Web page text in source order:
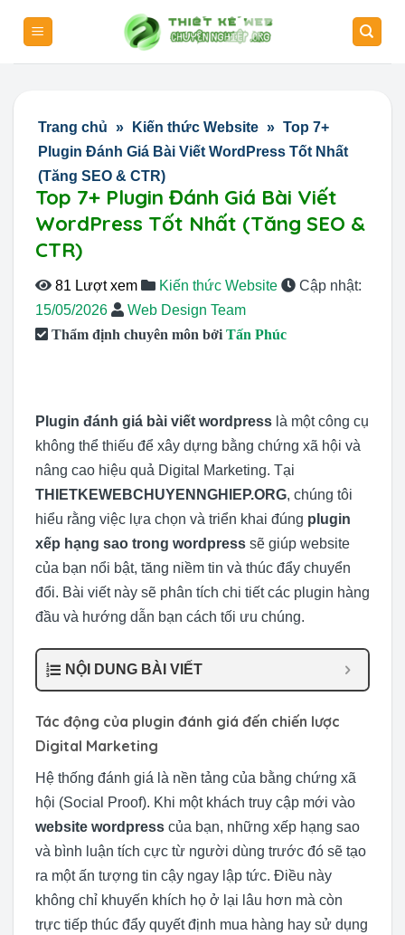
content
Trang chủ » Kiến thức Website » Top 7+
Plugin Đánh Giá Bài Viết WordPress Tốt Nhất
(Tăng SEO & CTR)
Top 7+ Plugin Đánh Giá Bài Viết
WordPress Tốt Nhất (Tăng SEO &
CTR)
81 Lượt xem Kiến thức Website
Cập nhật:
15/05/2026
Web Design Team
Thẩm định chuyên môn bởi Tấn Phúc
Plugin đánh giá bài viết wordpress là một công cụ
không thể thiếu để xây dựng bằng chứng xã hội và
nâng cao hiệu quả Digital Marketing. Tại
THIETKEWEBCHUYENNGHIEP.ORG, chúng tôi
hiểu rằng việc lựa chọn và triển khai đúng plugin
xếp hạng sao trong wordpress sẽ giúp website
của bạn nổi bật, tăng niềm tin và thúc đẩy chuyển
đổi. Bài viết này sẽ phân tích chi tiết các plugin hàng
đầu và hướng dẫn bạn cách tối ưu chúng.
NỘI DUNG BÀI VIẾT
Tác động của plugin đánh giá đến chiến lược
Digital Marketing
Hệ thống đánh giá là nền tảng của bằng chứng xã
hội (Social Proof). Khi một khách truy cập mới vào
website wordpress của bạn, những xếp hạng sao
và bình luận tích cực từ người dùng trước đó sẽ tạo
ra một ấn tượng tin cậy ngay lập tức. Điều này
không chỉ khuyến khích họ ở lại lâu hơn mà còn
trực tiếp thúc đẩy quyết định mua hàng hay sử dụng